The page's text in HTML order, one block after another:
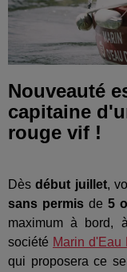
Nouveauté
capitaine
rouge vif !
Dèsdébut juillet,
sans permis de5
maximum à bord,
société Marin d'Eau
qui proposera ce